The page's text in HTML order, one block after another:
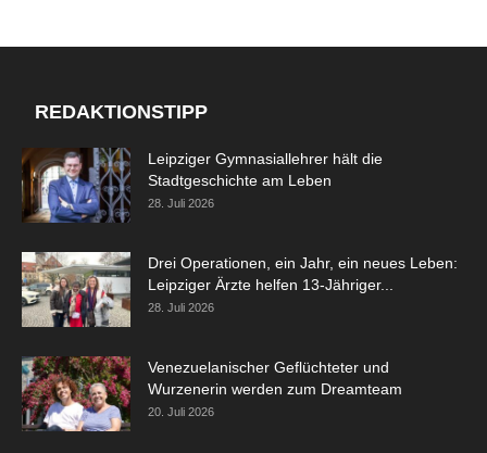
REDAKTIONSTIPP
Leipziger Gymnasiallehrer hält die
Stadtgeschichte am Leben
28. Juli 2026
Drei Operationen, ein Jahr, ein neues Leben:
Leipziger Ärzte helfen 13-Jähriger...
28. Juli 2026
Venezuelanischer Geflüchteter und
Wurzenerin werden zum Dreamteam
20. Juli 2026